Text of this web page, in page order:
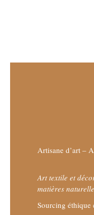
Artisane d’art –
Art textile et
matières
Sourcing éthique